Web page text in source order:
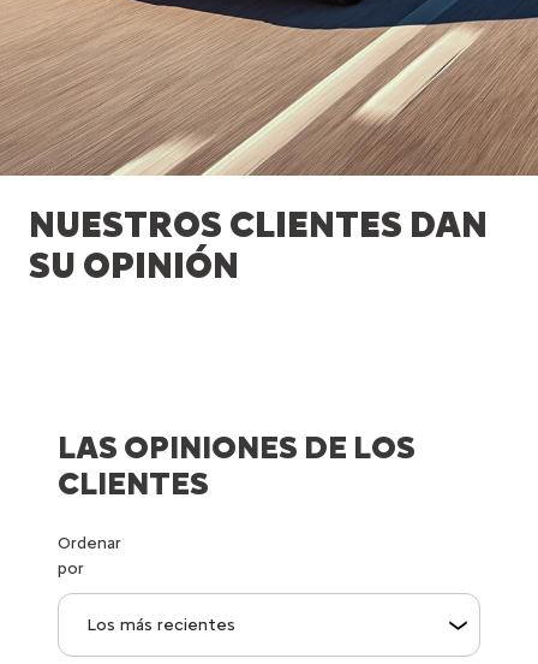
NUESTROS CLIENTES DAN
SU OPINIÓN
LAS OPINIONES DE LOS
CLIENTES
Ordenar
por